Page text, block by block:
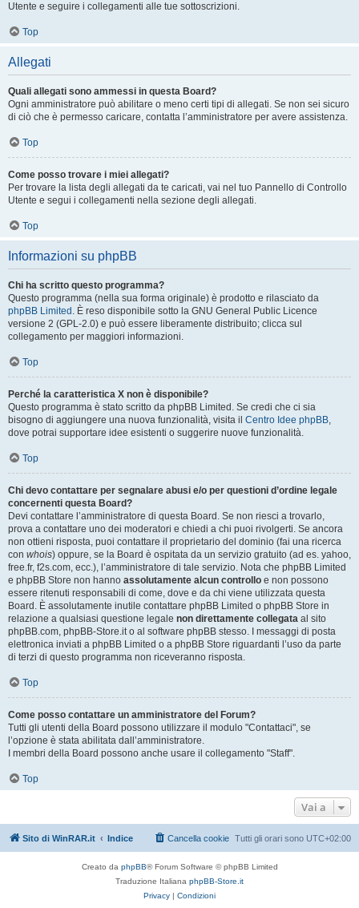
Utente e seguire i collegamenti alle tue sottoscrizioni.
Top
Allegati
Quali allegati sono ammessi in questa Board?
Ogni amministratore può abilitare o meno certi tipi di allegati. Se non sei sicuro
di ciò che è permesso caricare, contatta l’amministratore per avere assistenza.
Top
Come posso trovare i miei allegati?
Per trovare la lista degli allegati da te caricati, vai nel tuo Pannello di Controllo
Utente e segui i collegamenti nella sezione degli allegati.
Top
Informazioni su phpBB
Chi ha scritto questo programma?
Questo programma (nella sua forma originale) è prodotto e rilasciato da
phpBB Limited . È reso disponibile sotto la GNU General Public Licence
versione 2 (GPL-2.0) e può essere liberamente distribuito; clicca sul
collegamento per maggiori informazioni.
Top
Perché la caratteristica X non è disponibile?
Questo programma è stato scritto da phpBB Limited. Se credi che ci sia
bisogno di aggiungere una nuova funzionalità, visita il Centro Idee phpBB,
dove potrai supportare idee esistenti o suggerire nuove funzionalità.
Top
Chi devo contattare per segnalare abusi e/o per questioni d’ordine legale
concernenti questa Board?
Devi contattare l’amministratore di questa Board. Se non riesci a trovarlo,
prova a contattare uno dei moderatori e chiedi a chi puoi rivolgerti. Se ancora
non ottieni risposta, puoi contattare il proprietario del dominio (fai una ricerca
con whois) oppure, se la Board è ospitata da un servizio gratuito (ad es. yahoo,
free.fr, f2s.com, ecc.), l’amministratore di tale servizio. Nota che phpBB Limited
e phpBB Store non hanno assolutamente alcun controllo e non possono
essere ritenuti responsabili di come, dove e da chi viene utilizzata questa
Board. È assolutamente inutile contattare phpBB Limited o phpBB Store in
relazione a qualsiasi questione legale non direttamente collegata al sito
phpBB.com, phpBB-Store.it o al software phpBB stesso. I messaggi di posta
elettronica inviati a phpBB Limited o a phpBB Store riguardanti l’uso da parte
di terzi di questo programma non riceveranno risposta.
Top
Come posso contattare un amministratore del Forum?
Tutti gli utenti della Board possono utilizzare il modulo "Contattaci", se
l’opzione è stata abilitata dall’amministratore.
I membri della Board possono anche usare il collegamento "Staff".
Top
Vai a
Sito di WinRAR.it Indice Tutti gli orari sono UTC+02:00
Cancella cookie
Creato da phpBB® Forum Software © phpBB Limited
Traduzione Italiana phpBB-Store.it
Privacy | Condizioni